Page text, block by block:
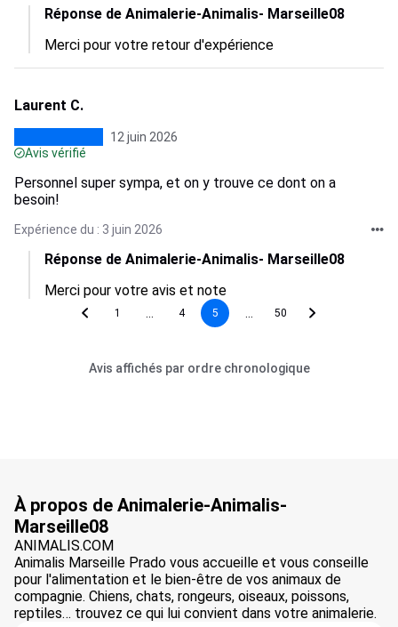
Réponse de Animalerie-Animalis- Marseille08
Merci pour votre retour d'expérience
Laurent C.
12 juin 2026
Avis vérifié
Personnel super sympa, et on y trouve ce dont on a
besoin!
Expérience du : 3 juin 2026
Réponse de Animalerie-Animalis- Marseille08
Merci pour votre avis et note
1 4 5 50
Avis affichés par ordre chronologique
À propos de Animalerie-Animalis-
Marseille08
ANIMALIS.COM
Animalis Marseille Prado vous accueille et vous conseille
pour l'alimentation et le bien-être de vos animaux de
compagnie. Chiens, chats, rongeurs, oiseaux, poissons,
reptiles… trouvez ce qui lui convient dans votre animalerie.